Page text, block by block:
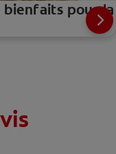
bienfaits pour la